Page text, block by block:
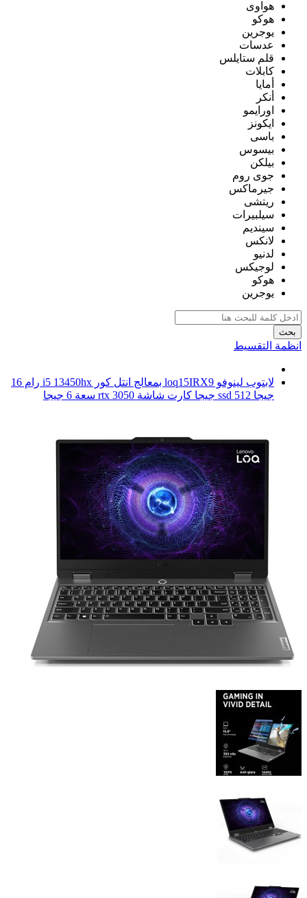
هواوى
هوكو
يوجرين
عدسات
قلم ستايلس
كابلات
أمايا
أنكر
اورايمو
ايكونز
باسى
بيسوس
بيلكن
جوى روم
جيرماكس
ريتشى
سيلبيرات
سينديم
لانكس
لدنيو
لوجيكس
هوكو
يوجرين
بحث
انظمة التقسيط
لابتوب لينوفو loq15IRX9 بمعالج انتل كور i5 13450hx رام 16
جيجا ssd 512 جيجا كارت شاشة rtx 3050 سعة 6 جيجا